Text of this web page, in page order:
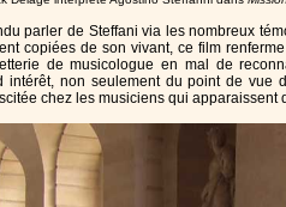
parler de Steffani via les nombreux
copiées de son vivant, ce film
de musicologue en mal de
non seulement du point de vue
chez les musiciens qui apparaissent